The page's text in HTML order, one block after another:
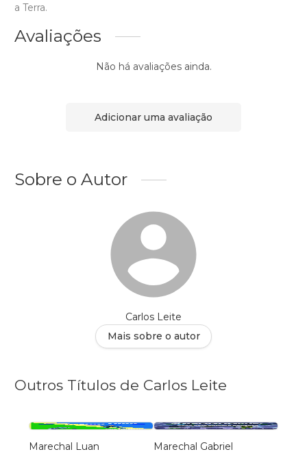
a Terra.
Avaliações
Não há avaliações ainda.
Adicionar uma avaliação
Sobre o Autor
Carlos Leite
Mais sobre o autor
Outros Títulos de Carlos Leite
Marechal Luan
Marechal Gabriel